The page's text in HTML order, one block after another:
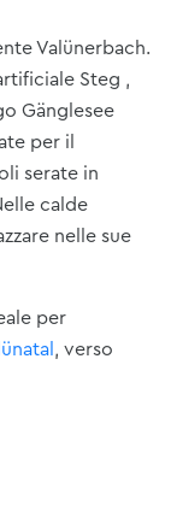
Valünerbach.
Steg ,
Gänglesee
per il
serate in
calde
nelle sue
per
, verso